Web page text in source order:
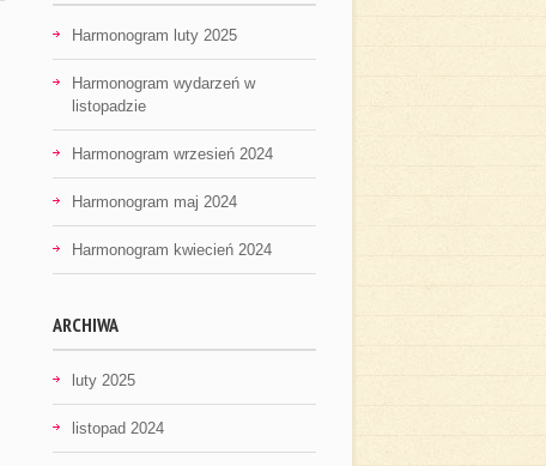
Harmonogram luty 2025
Harmonogram wydarzeń w
listopadzie
Harmonogram wrzesień 2024
Harmonogram maj 2024
Harmonogram kwiecień 2024
ARCHIWA
luty 2025
listopad 2024